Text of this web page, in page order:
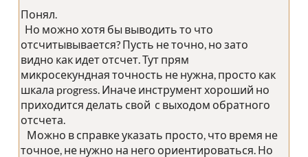
Понял.
Но можно хотя бы выводить то что
отсчитывывается? Пусть не точно, но зато
видно как идет отсчет. Тут прям
микросекундная точность не нужна, просто как
шкала progress. Иначе инструмент хороший но
приходится делать свой с выходом обратного
отсчета.
Можно в справке указать просто, что время не
точное, не нужно на него ориентироваться. Но